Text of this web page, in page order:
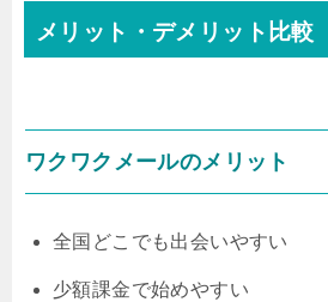
メリット・デメリット比較
ワクワクメールのメリット
全国どこでも出会いやすい
少額課金で始めやすい